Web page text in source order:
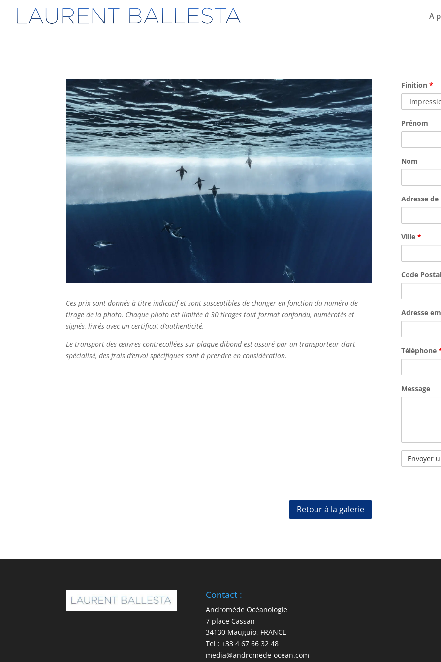
A
Ces prix sont donnés à titre indicatif et sont susceptibles de changer en fonction du numéro de
tirage de la photo. Chaque photo est limitée à 30 tirages tout format confondu, numérotés et
signés, livrés avec un certificat d’authenticité.
Le transport des œuvres contrecollées sur plaque dibond est assuré par un transporteur d’art
spécialisé, des frais d’envoi spécifiques sont à prendre en considération.
Finition *
Prénom
Nom
Adresse
Ville *
Code Postal
Adresse
Téléphone
Message
Retour à la galerie
Contact :
Andromède Océanologie
7 place Cassan
34130 Mauguio, FRANCE
Tel : +33 4 67 66 32 48
media@andromede-ocean.com